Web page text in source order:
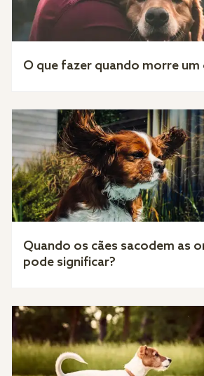
O que fazer quando morre um
Quando os cães sacodem as
pode significar?